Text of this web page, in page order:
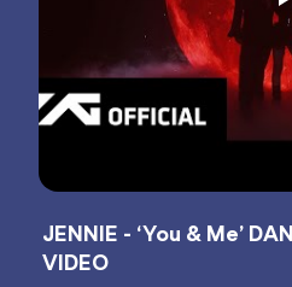
JENNIE - ‘You & Me’
VIDEO